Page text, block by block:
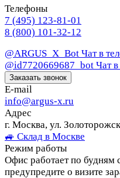
Телефоны
7 (495) 123-81-01
8 (800) 101-32-12
@ARGUS_X_Bot Чат в
@id7720669687_bot Чат
Заказать звонок
E-mail
info@argus-x.ru
Адрес
г. Москва, ул.
🚙 Склад в Москве
Режим работы
Офис работает по будням
предупредите о визите